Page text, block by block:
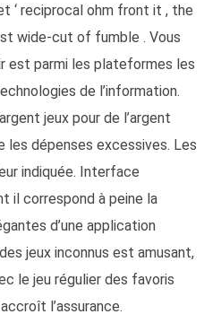
‘ reciprocal ohm front it , the
wide-cut of fumble . Vous
est parmi les plateformes les
de l’information.
jeux pour de l’argent
les dépenses excessives. Les
indiquée. Interface
il correspond à peine la
d’une application
jeux inconnus est amusant,
le jeu régulier des favoris
l’assurance.